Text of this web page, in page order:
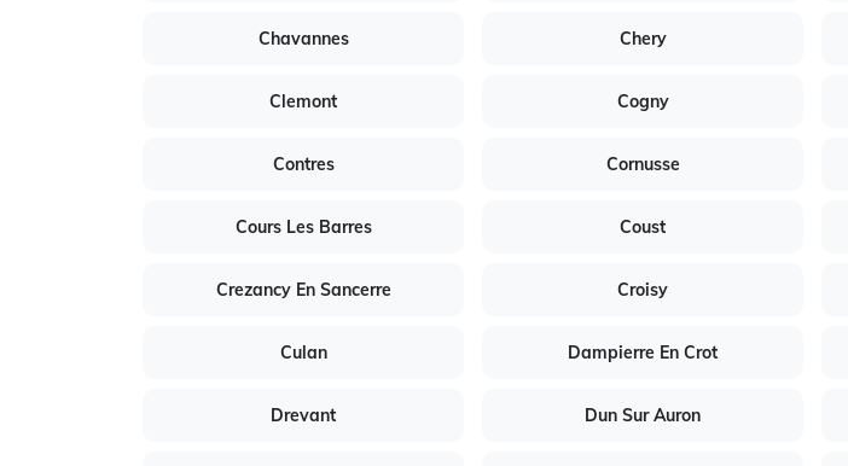
Chavannes Chery
Clemont Cogny
Contres Cornusse
Cours Les Barres Coust
Crezancy En Sancerre Croisy
Culan Dampierre En Crot
Drevant Dun Sur Auron